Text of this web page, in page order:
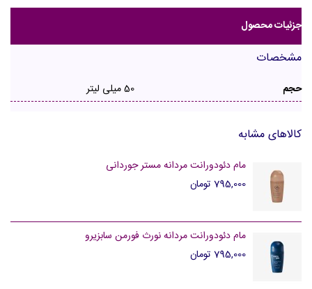
جزئیات محصول
مشخصات
حجم 50 میلی لیتر
کالاهای مشابه
مام دئودورانت مردانه مستر جوردانی
795,000 تومان
مام دئودورانت مردانه نورث فورمن سابزیرو
795,000 تومان